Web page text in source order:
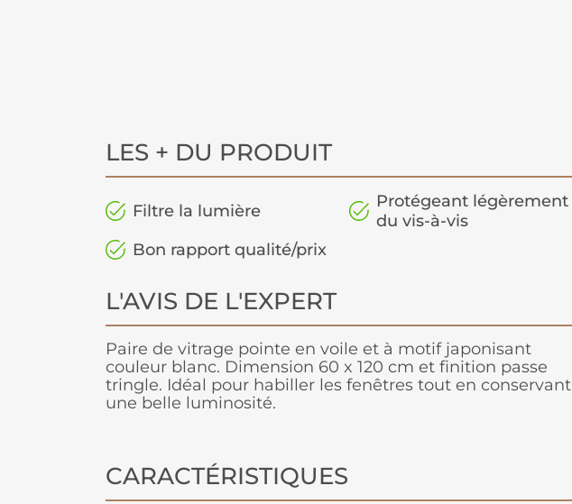
LES + DU PRODUIT
Filtre la lumière
Protégeant légèrement
du vis-à-vis
Bon rapport qualité/prix
L'AVIS DE L'EXPERT
Paire de vitrage pointe en voile et à motif japonisant
couleur blanc. Dimension 60 x 120 cm et finition passe
tringle. Idéal pour habiller les fenêtres tout en conservant
une belle luminosité.
CARACTÉRISTIQUES